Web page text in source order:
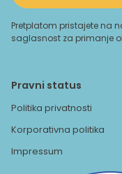
Pravni status
Politika privatnosti
Korporativna politika
Impressum
Pretplatom pristajete na
saglasnost za primanje